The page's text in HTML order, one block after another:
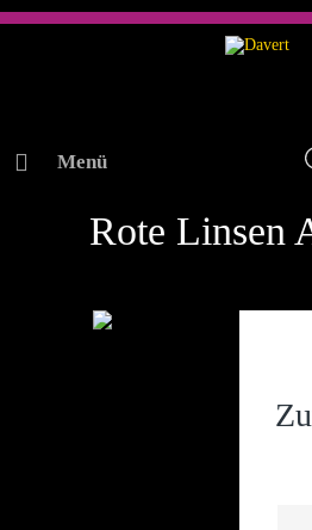
Menü
REZEPTERote Linsen